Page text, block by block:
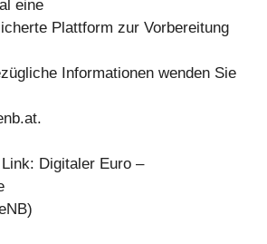
eine
Plattform zur Vorbereitung
Informationen wenden Sie
.
Digitaler Euro –